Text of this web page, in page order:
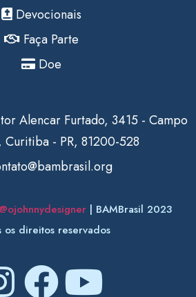
Devocionais
Faça Parte
Doe
Alencar Furtado, 3415 - Campo
- PR, 81200-528
@ojohnnydesigner| BAMBrasil 2023
os direitos reservados